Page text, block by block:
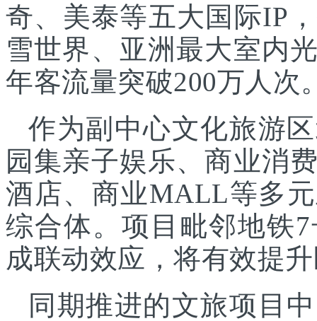
奇、美泰等五大国际IP
雪世界、亚洲最大室内
年客流量突破200万人次
作为副中心文化旅游
园集亲子娱乐、商业消
酒店、商业MALL等多
综合体。项目毗邻地铁
成联动效应，将有效提
同期推进的文旅项目